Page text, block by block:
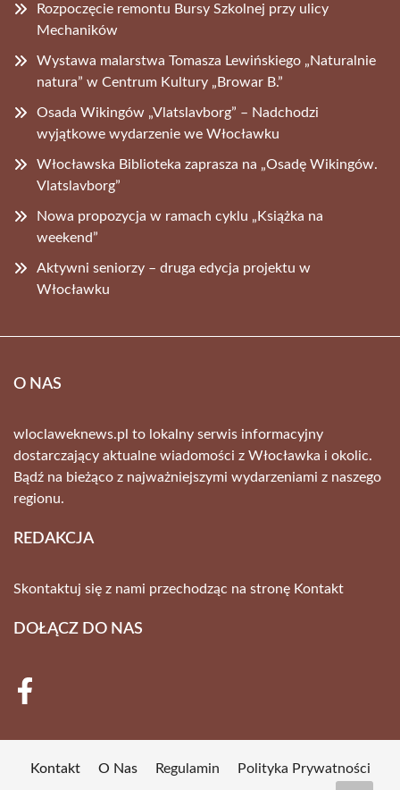
Rozpoczęcie remontu Bursy Szkolnej przy ulicy
Mechaników
Wystawa malarstwa Tomasza Lewińskiego „Naturalnie
natura” w Centrum Kultury „Browar B.”
Osada Wikingów „Vlatslavborg” – Nadchodzi
wyjątkowe wydarzenie we Włocławku
Włocławska Biblioteka zaprasza na „Osadę Wikingów.
Vlatslavborg”
Nowa propozycja w ramach cyklu „Książka na
weekend”
Aktywni seniorzy – druga edycja projektu w
Włocławku
O NAS
wloclaweknews.pl to lokalny serwis informacyjny
dostarczający aktualne wiadomości z Włocławka i okolic.
Bądź na bieżąco z najważniejszymi wydarzeniami z naszego
regionu.
REDAKCJA
Skontaktuj się z nami przechodząc na stronę Kontakt
DOŁĄCZ DO NAS
Kontakt O Nas Regulamin Polityka Prywatności